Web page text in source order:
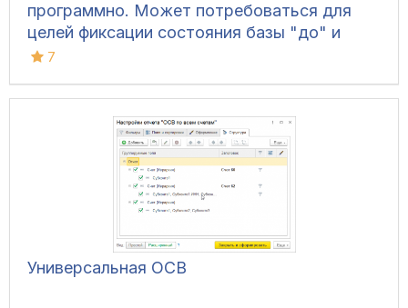
программно. Может потребоваться для
целей фиксации состояния базы "до" и
"после" обновления - для последующего
7
Универсальная ОСВ